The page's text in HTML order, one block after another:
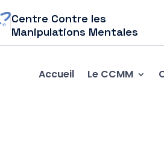
Centre Contre les
Manipulations Mentales
Accueil Le CCMM